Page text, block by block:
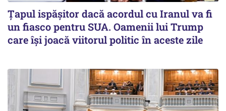
Țapul ispășitor dacă acordul cu Iranul va fi
un fiasco pentru SUA. Oamenii lui Trump
care își joacă viitorul politic în aceste zile